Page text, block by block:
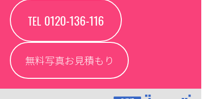
TEL 0120-136-116
無料写真お見積もり